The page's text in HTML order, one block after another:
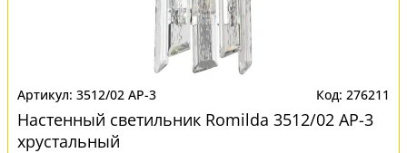
3512/02 AP-3 276211
Настенный светильник Romilda 3512/02 AP-3
хрустальный